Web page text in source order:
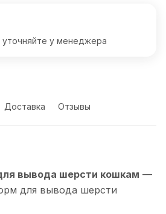
уточняйте у менеджера
Доставка Отзывы
вывода шерсти кошкам —
для вывода шерсти